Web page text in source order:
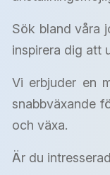
Sök bland våra
inspirera dig att
Vi erbjuder en
snabbväxande
och växa.
Är du